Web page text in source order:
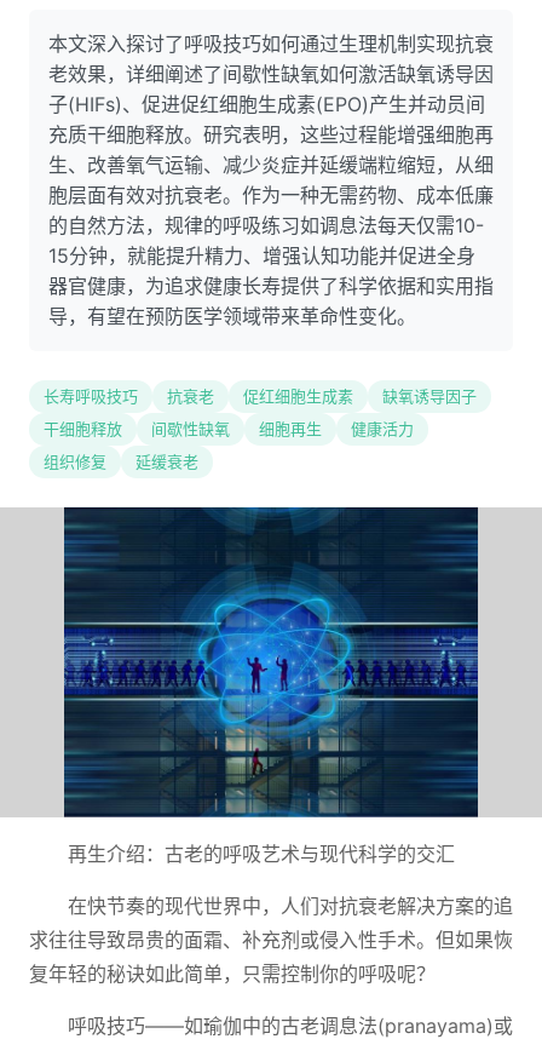
本文深入探讨了呼吸技巧如何通过生理机制实现抗衰
老效果，详细阐述了间歇性缺氧如何激活缺氧诱导因
子(HIFs)、促进促红细胞生成素(EPO)产生并动员间
充质干细胞释放。研究表明，这些过程能增强细胞再
生、改善氧气运输、减少炎症并延缓端粒缩短，从细
胞层面有效对抗衰老。作为一种无需药物、成本低廉
的自然方法，规律的呼吸练习如调息法每天仅需10-
15分钟，就能提升精力、增强认知功能并促进全身
器官健康，为追求健康长寿提供了科学依据和实用指
导，有望在预防医学领域带来革命性变化。
长寿呼吸技巧 抗衰老 促红细胞生成素
缺氧诱导因子
干细胞释放
间歇性缺氧 细胞再生
健康活力
组织修复
延缓衰老
再生介绍：古老的呼吸艺术与现代科学的交汇
在快节奏的现代世界中，人们对抗衰老解决方案的追
求往往导致昂贵的面霜、补充剂或侵入性手术。但如果恢
复年轻的秘诀如此简单，只需控制你的呼吸呢？
呼吸技巧——如瑜伽中的古老调息法(pranayama)或